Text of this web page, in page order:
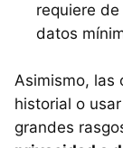
requiere
datos
Asimismo, las
historial o
grandes